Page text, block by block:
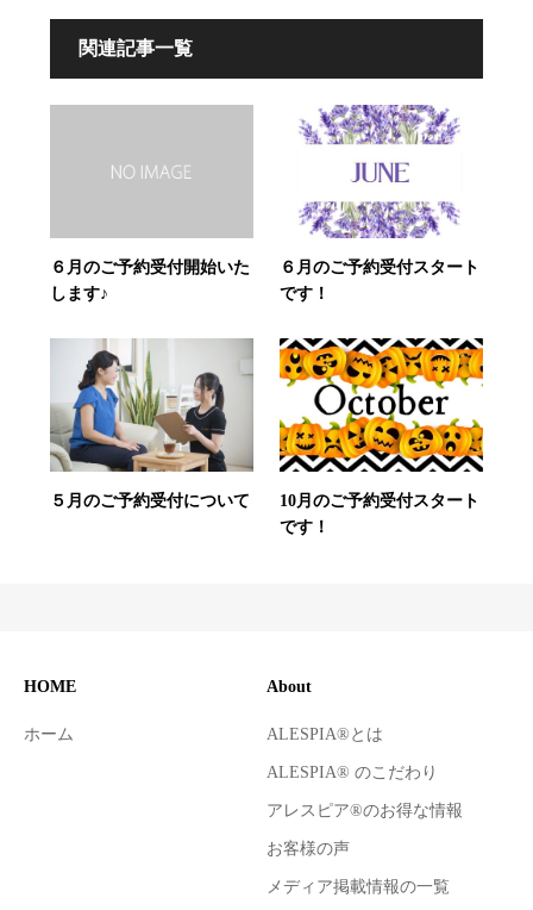
関連記事一覧
６月のご予約受付開始いた
します♪
６月のご予約受付スタート
です！
５月のご予約受付について
10月のご予約受付スタート
です！
HOME
ホーム
About
ALESPIA®とは
ALESPIA® のこだわり
アレスピア®のお得な情報
お客様の声
メディア掲載情報の一覧